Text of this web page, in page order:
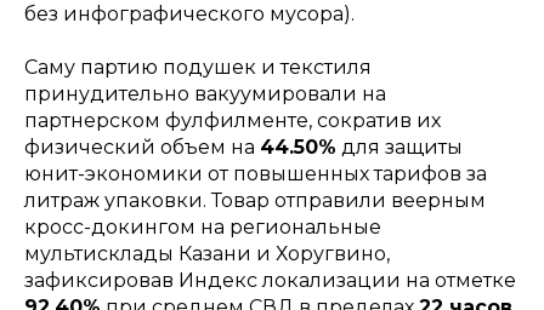
без инфографического мусора).
Саму партию подушек и текстиля
принудительно вакуумировали на
партнерском фулфилменте, сократив их
физический объем на 44.50% для защиты
юнит-экономики от повышенных тарифов за
литраж упаковки. Товар отправили веерным
кросс-докингом на региональные
мультисклады Казани и Хоругвино,
зафиксировав Индекс локализации на отметке